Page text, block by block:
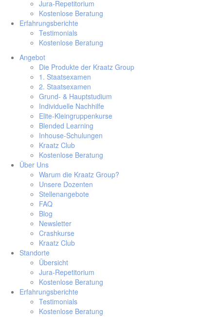
Jura-Repetitorium
Kostenlose Beratung
Erfahrungsberichte
Testimonials
Kostenlose Beratung
Angebot
Die Produkte der Kraatz Group
1. Staatsexamen
2. Staatsexamen
Grund- & Hauptstudium
Individuelle Nachhilfe
Elite-Kleingruppenkurse
Blended Learning
Inhouse-Schulungen
Kraatz Club
Kostenlose Beratung
Über Uns
Warum die Kraatz Group?
Unsere Dozenten
Stellenangebote
FAQ
Blog
Newsletter
Crashkurse
Kraatz Club
Standorte
Übersicht
Jura-Repetitorium
Kostenlose Beratung
Erfahrungsberichte
Testimonials
Kostenlose Beratung